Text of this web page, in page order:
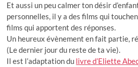
Et aussi un peu calmer ton désir
personnelles, il y a des films qui
films qui apportent des réponses.
Un heureux évènement en fait partie,
(Le dernier jour du reste de ta vie).
Il est l’adaptation du livre d’Eliette